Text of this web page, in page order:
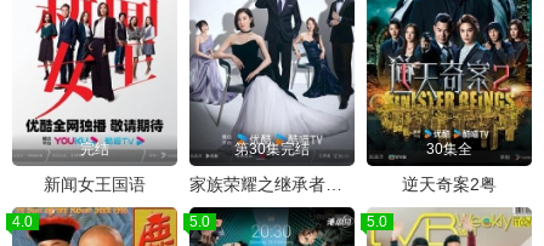
完结
新闻女王国语
第30集完结
家族荣耀之继承者粤语
30集全
逆天奇案2粤
4.0 5.0 5.0